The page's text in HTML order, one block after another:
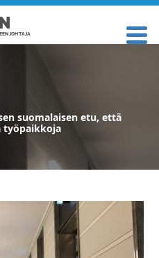
suomalaisen etu, että
työpaikkoja